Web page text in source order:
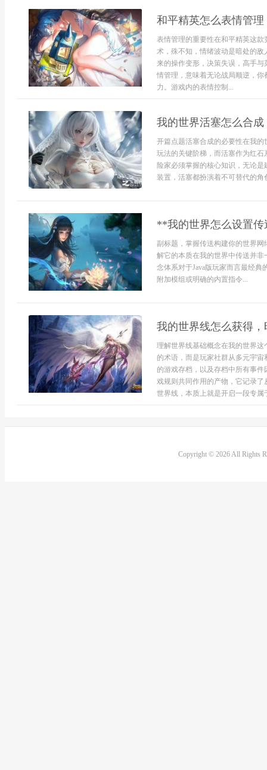
和平精英怎么表情管
表情管理的重要性在和平精英这
术，殊不知，情绪波动是暗处的
来的操作变形，决策失误，高手
情管理，意味着无论战局顺逆，
力。游戏内的表情控制...
我的世界活塞怎么合
开篇点题活塞合成的必要性在我
玩法的关键阶梯，而活塞作为红
险家必须掌握的核心知识，无论
装置，活塞都扮演着不可替代的角
**我的世界怎么设置
副标题，掌握传送构建你的世界
解它的本质在我的世界中传送并
念体系对于Java版玩家而言最经
附加模组或明确的内置指令...
我的世界线怎么获得
理解世界线基础概念在我的世界
的术语，而是玩家社群从多元宇
的游戏存档，以及存档中所有事
戏规则共同作用的产物，它记录
世界线，本质上就是开启一段专属
Copyright © 2026 All Rights